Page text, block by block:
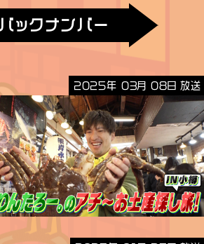
バックナンバー
2025年 03月 08日 放送